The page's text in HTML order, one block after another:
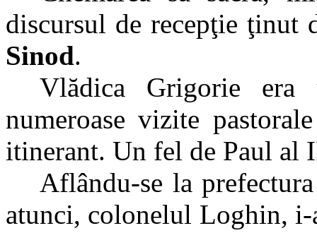
discursul de recepţie
Sinod.
Vlădica Grigorie era
numeroase vizite
itinerant. Un fel de Paul al
Aflându-se la
atunci, colonelul Loghin, i-